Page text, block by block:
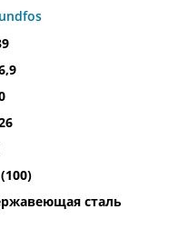
сталь